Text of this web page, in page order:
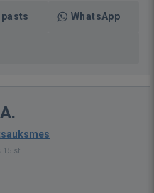
pasts WhatsApp
st.